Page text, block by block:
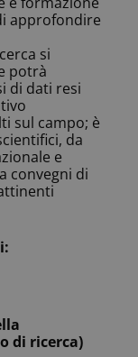
approfondire
si
potrà
di dati resi
sul campo; è
da
e
convegni di
di ricerca)